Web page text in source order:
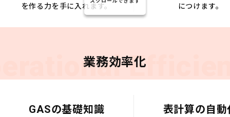
を作る力を手に入れます。
につけます。
業務効率化
GASの基礎知識 表計算の自動